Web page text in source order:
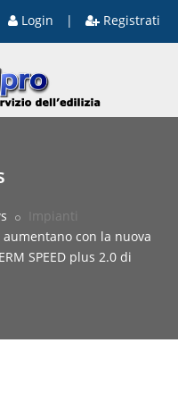
Login | Registrati
Impianti
con la nuova
SPEED plus 2.0 di